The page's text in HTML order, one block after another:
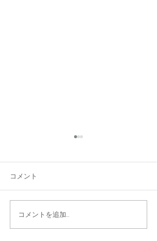
1ヶ月☆
コメント
コメントを追加…